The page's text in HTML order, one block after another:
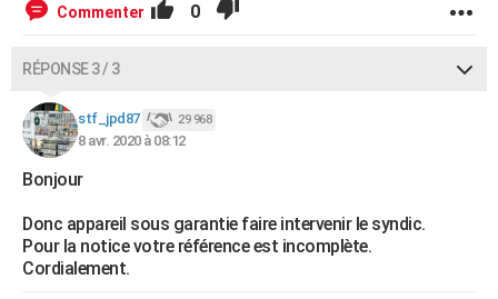
Commenter 0
RÉPONSE 3 / 3
stf_jpd87 29 968
8 avr. 2020 à 08:12
Bonjour
Donc appareil sous garantie faire intervenir le syndic.
Pour la notice votre référence est incomplète.
Cordialement.